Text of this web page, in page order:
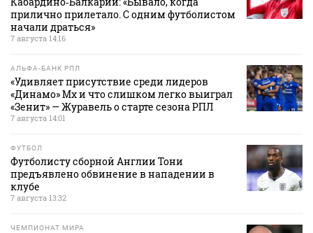
прилично прилетало. С одним футболистом
начали драться»
7 августа 14:16
АЛЬФА-БАНК РПЛ
«Удивляет присутствие среди лидеров
«Динамо» Мх и что слишком легко выиграл
«Зенит» — Журавель о старте сезона РПЛ
7 августа 14:01
ФУТБОЛ
Футболисту сборной Англии Тони
предъявлено обвинение в нападении в
клубе
7 августа 13:32
ЧЕМПИОНАТ МИРА